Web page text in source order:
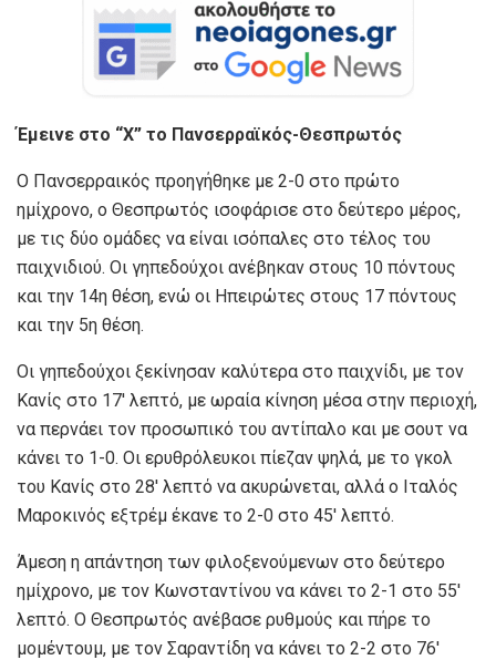
Έμεινε στο “Χ” το Πανσερραϊκός-Θεσπρωτός
O Πανσερραικός προηγήθηκε με 2-0 στο πρώτο
ημίχρονο, ο Θεσπρωτός ισοφάρισε στο δεύτερο μέρος,
με τις δύο ομάδες να είναι ισόπαλες στο τέλος του
παιχνιδιού. Οι γηπεδούχοι ανέβηκαν στους 10 πόντους
και την 14η θέση, ενώ οι Ηπειρώτες στους 17 πόντους
και την 5η θέση.
Οι γηπεδούχοι ξεκίνησαν καλύτερα στο παιχνίδι, με τον
Κανίς στο 17′ λεπτό, με ωραία κίνηση μέσα στην περιοχή,
να περνάει τον προσωπικό του αντίπαλο και με σουτ να
κάνει το 1-0. Οι ερυθρόλευκοι πίεζαν ψηλά, με το γκολ
του Κανίς στο 28′ λεπτό να ακυρώνεται, αλλά ο Ιταλός
Μαροκινός εξτρέμ έκανε το 2-0 στο 45′ λεπτό.
Άμεση η απάντηση των φιλοξενούμενων στο δεύτερο
ημίχρονο, με τον Κωνσταντίνου να κάνει το 2-1 στο 55′
λεπτό. Ο Θεσπρωτός ανέβασε ρυθμούς και πήρε το
μομέντουμ, με τον Σαραντίδη να κάνει το 2-2 στο 76′